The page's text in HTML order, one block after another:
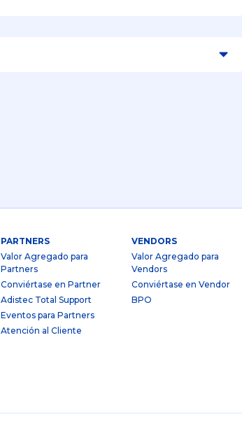
PARTNERS
Valor Agregado para
Partners
Conviértase en Partner
Adistec Total Support
Eventos para Partners
Atención al Cliente
VENDORS
Valor Agregado para
Vendors
Conviértase en Vendor
BPO